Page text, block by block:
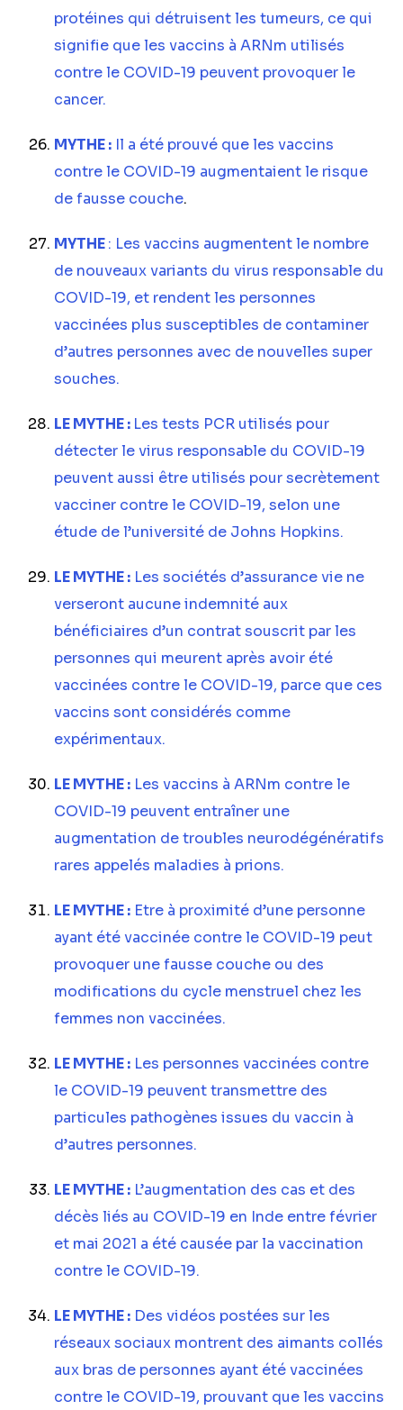
protéines qui détruisent les tumeurs, ce qui
signifie que les vaccins à ARNm utilisés
contre le COVID-19 peuvent provoquer le
cancer.
MYTHE : Il a été prouvé que les vaccins
contre le COVID-19 augmentaient le risque
de fausse couche.
MYTHE: Les vaccins augmentent le nombre
de nouveaux variants du virus responsable du
COVID-19, et rendent les personnes
vaccinées plus susceptibles de contaminer
d’autres personnes avec de nouvelles super
souches.
LE MYTHE : Les tests PCR utilisés pour
détecter le virus responsable du COVID-19
peuvent aussi être utilisés pour secrètement
vacciner contre le COVID-19, selon une
étude de l’université de Johns Hopkins.
LE MYTHE : Les sociétés d’assurance vie ne
verseront aucune indemnité aux
bénéficiaires d’un contrat souscrit par les
personnes qui meurent après avoir été
vaccinées contre le COVID-19, parce que ces
vaccins sont considérés comme
expérimentaux.
LE MYTHE : Les vaccins à ARNm contre le
COVID-19 peuvent entraîner une
augmentation de troubles neurodégénératifs
rares appelés maladies à prions.
LE MYTHE : Etre à proximité d’une personne
ayant été vaccinée contre le COVID-19 peut
provoquer une fausse couche ou des
modifications du cycle menstruel chez les
femmes non vaccinées.
LE MYTHE : Les personnes vaccinées contre
le COVID-19 peuvent transmettre des
particules pathogènes issues du vaccin à
d’autres personnes.
LE MYTHE : L’augmentation des cas et des
décès liés au COVID-19 en Inde entre février
et mai 2021 a été causée par la vaccination
contre le COVID-19.
LE MYTHE : Des vidéos postées sur les
réseaux sociaux montrent des aimants collés
aux bras de personnes ayant été vaccinées
contre le COVID-19, prouvant que les vaccins